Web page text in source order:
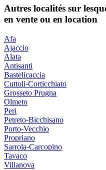
Autres localités sur
en vente ou en location
Afa
Ajaccio
Alata
Antisanti
Bastelicaccia
Cuttoli-Corticchiato
Grosseto Prugna
Olmeto
Peri
Petreto-Bicchisano
Porto-Vecchio
Propriano
Sarrola-Carcopino
Tavaco
Villanova